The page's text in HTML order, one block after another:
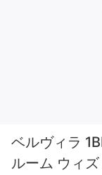
ベルヴィラ
ルーム ウィ
星評価 3つ星